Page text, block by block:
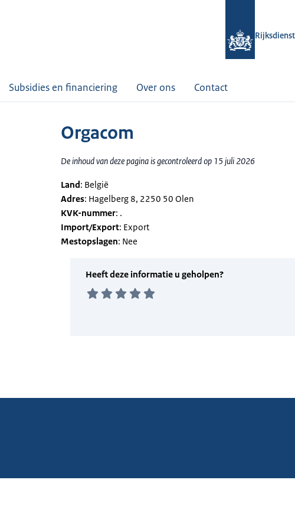
Subsidies en financiering Over ons Contact
Orgacom
De inhoud van deze pagina is gecontroleerd op 15 juli 2026
Land: België
Adres: Hagelberg 8, 2250 50 Olen
KVK-nummer: .
Import/Export: Export
Mestopslagen: Nee